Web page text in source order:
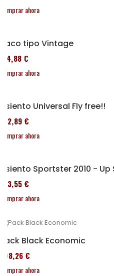
Comprar ahora
Taco tipo Vintage
114,88 €
Comprar ahora
Asiento Universal Fly free!!
152,89 €
Comprar ahora
Asiento Sportster 2010 - Up
173,55 €
Comprar ahora
Pack Black Economic
208,26 €
Comprar ahora